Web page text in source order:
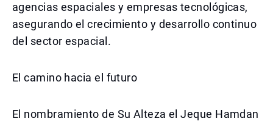
agencias espaciales y empresas tecnológicas,
asegurando el crecimiento y desarrollo continuo
del sector espacial.
El camino hacia el futuro
El nombramiento de Su Alteza el Jeque Hamdan